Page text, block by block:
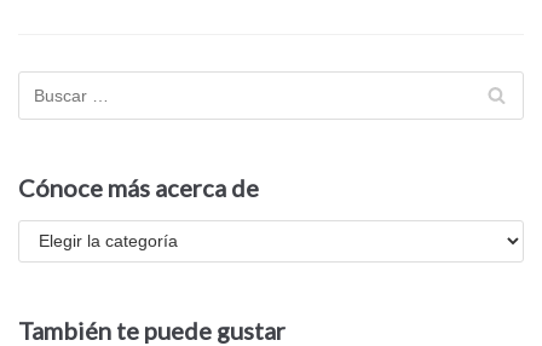
Cónoce más acerca de
También te puede gustar